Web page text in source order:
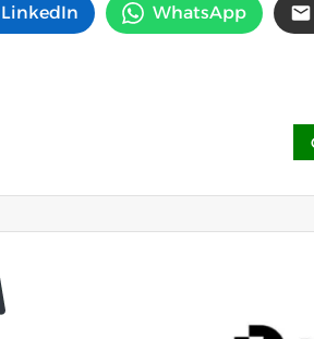
LinkedIn WhatsApp